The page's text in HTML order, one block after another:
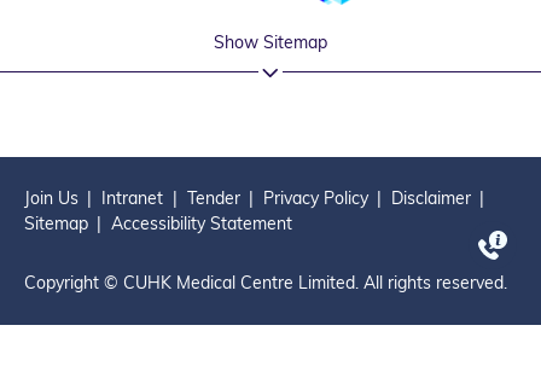
Show Sitemap
Join Us Intranet Tender Privacy Policy
Disclaimer
Sitemap
Accessibility Statement
Copyright © CUHK Medical Centre Limited. All rights reserved.